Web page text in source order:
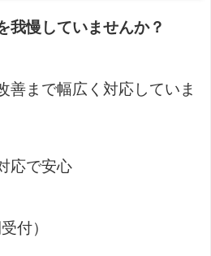
我慢していませんか？
善まで幅広く対応していま
応で安心
付）